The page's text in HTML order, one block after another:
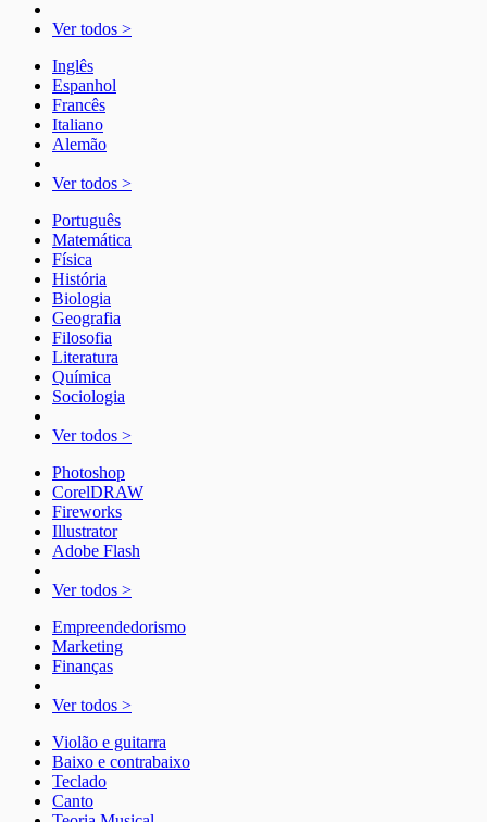
Ver todos >
Inglês
Espanhol
Francês
Italiano
Alemão
Ver todos >
Português
Matemática
Física
História
Biologia
Geografia
Filosofia
Literatura
Química
Sociologia
Ver todos >
Photoshop
CorelDRAW
Fireworks
Illustrator
Adobe Flash
Ver todos >
Empreendedorismo
Marketing
Finanças
Ver todos >
Violão e guitarra
Baixo e contrabaixo
Teclado
Canto